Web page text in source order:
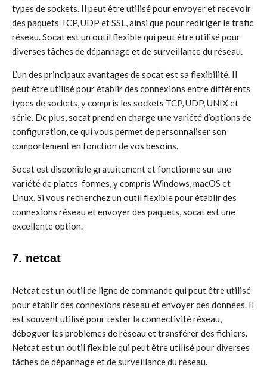
types de sockets. Il peut être utilisé pour envoyer et recevoir
des paquets TCP, UDP et SSL, ainsi que pour rediriger le trafic
réseau. Socat est un outil flexible qui peut être utilisé pour
diverses tâches de dépannage et de surveillance du réseau.
L’un des principaux avantages de socat est sa flexibilité. Il
peut être utilisé pour établir des connexions entre différents
types de sockets, y compris les sockets TCP, UDP, UNIX et
série. De plus, socat prend en charge une variété d’options de
configuration, ce qui vous permet de personnaliser son
comportement en fonction de vos besoins.
Socat est disponible gratuitement et fonctionne sur une
variété de plates-formes, y compris Windows, macOS et
Linux. Si vous recherchez un outil flexible pour établir des
connexions réseau et envoyer des paquets, socat est une
excellente option.
7. netcat
Netcat est un outil de ligne de commande qui peut être utilisé
pour établir des connexions réseau et envoyer des données. Il
est souvent utilisé pour tester la connectivité réseau,
déboguer les problèmes de réseau et transférer des fichiers.
Netcat est un outil flexible qui peut être utilisé pour diverses
tâches de dépannage et de surveillance du réseau.